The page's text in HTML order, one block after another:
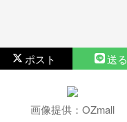
ポスト 送る
画像提供：OZmall